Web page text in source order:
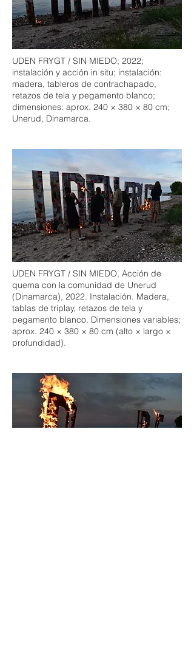
UDEN FRYGT / SIN MIEDO; 2022;
instalación y acción in situ; instalación:
madera, tableros de contrachapado,
retazos de tela y pegamento blanco;
dimensiones: aprox. 240 × 380 × 80 cm;
Unerud, Dinamarca.
UDEN FRYGT / SIN MIEDO, Acción de
quema con la comunidad de Unerud
(Dinamarca), 2022. Instalación. Madera,
tablas de triplay, retazos de tela y
pegamento blanco. Dimensiones variables;
aprox. 240 × 380 × 80 cm (alto × largo ×
profundidad).